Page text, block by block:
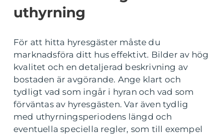
uthyrning
För att hitta hyresgäster måste du
marknadsföra ditt hus effektivt. Bilder av hög
kvalitet och en detaljerad beskrivning av
bostaden är avgörande. Ange klart och
tydligt vad som ingår i hyran och vad som
förväntas av hyresgästen. Var även tydlig
med uthyrningsperiodens längd och
eventuella speciella regler, som till exempel